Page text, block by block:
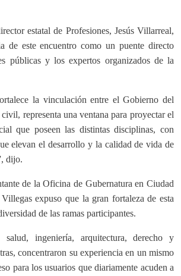
estatal de Profesiones, Jesús Villarreal,
de este encuentro como un puente directo
públicas y los expertos organizados de la
la vinculación entre el Gobierno del
representa una ventana para proyectar el
que poseen las distintas disciplinas, con
elevan el desarrollo y la calidad de vida de
dijo.
de la Oficina de Gubernatura en Ciudad
expuso que la gran fortaleza de esta
de las ramas participantes.
salud, ingeniería, arquitectura, derecho y
concentraron su experiencia en un mismo
para los usuarios que diariamente acuden a